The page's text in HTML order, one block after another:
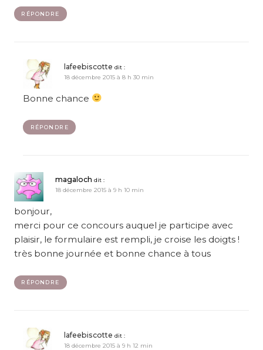
RÉPONDRE
lafeebiscotte dit :
18 décembre 2015 à 8 h 30 min
Bonne chance
RÉPONDRE
magaloch dit :
18 décembre 2015 à 9 h 10 min
bonjour,
merci pour ce concours auquel je participe avec
plaisir, le formulaire est rempli, je croise les doigts !
très bonne journée et bonne chance à tous
RÉPONDRE
lafeebiscotte dit :
18 décembre 2015 à 9 h 12 min